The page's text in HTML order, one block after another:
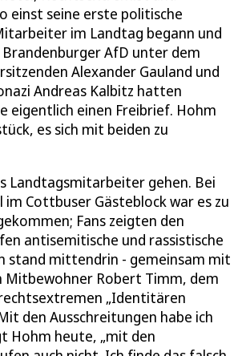
einst seine erste politische
im Landtag begann und
AfD unter dem
Alexander Gauland und
Andreas Kalbitz hatten
eigentlich einen Freibrief. Hohm
es sich mit beiden zu
Landtagsmitarbeiter gehen. Bei
im Cottbuser Gästeblock war es zu
Fans zeigten den
antisemitische und rassistische
stand mittendrin - gemeinsam mit
Mitbewohner Robert Timm, dem
„Identitären
den Ausschreitungen habe ich
Hohm heute, „mit den